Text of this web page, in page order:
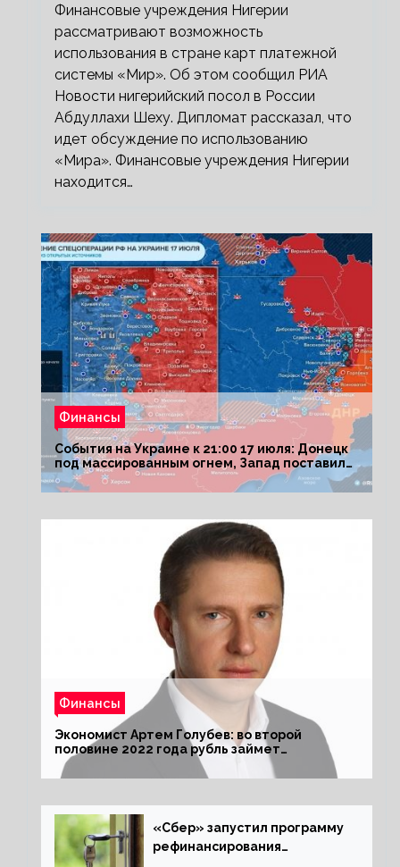
Финансовые учреждения Нигерии
рассматривают возможность
использования в стране карт платежной
системы «Мир». Об этом сообщил РИА
Новости нигерийский посол в России
Абдуллахи Шеху. Дипломат рассказал, что
идет обсуждение по использованию
«Мира». Финансовые учреждения Нигерии
находится…
Финансы
События на Украине к 21:00 17 июля: Донецк
под массированным огнем, Запад поставил
Киеву ультиматум
Финансы
Экономист Артем Голубев: во второй
половине 2022 года рубль займет
комфортный курс
«Сбер» запустил программу
рефинансирования